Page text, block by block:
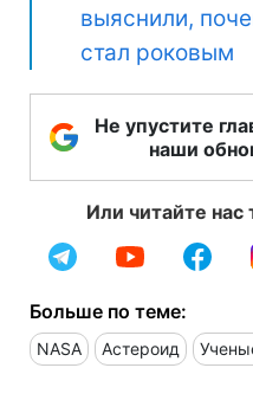
выяснили,
стал роковым
Не упустите
наши
Или читайте нас
Больше по теме:
NASA Астероид